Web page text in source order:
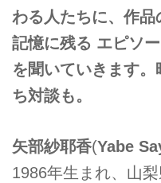
わる人たちに、作品
記憶に残る エピソ
を聞いていきます
ち対談も。
矢部紗耶香(Yabe
1986年生まれ、山